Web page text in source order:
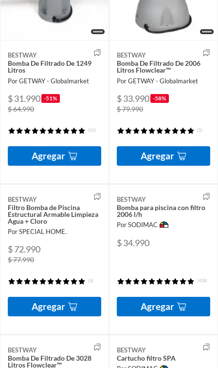
BESTWAY
Bomba De Filtrado De 1249
Litros
Por GETWAY - Globalmarket
$ 31.990 -51%
$ 64.990
(61)
Agregar
BESTWAY
Bomba De Filtrado De 2006
Litros Flowclear™
Por GETWAY - Globalmarket
$ 33.990 -58%
$ 79.990
(1)
Agregar
BESTWAY
Filtro Bomba de Piscina
Estructural Armable Limpieza
Agua + Cloro
Por SPECIAL HOME.
$ 72.990
$ 77.990
(6)
Agregar
BESTWAY
Bomba para piscina con filtro
2006 l/h
Por SODIMAC
$ 34.990
(458)
Agregar
BESTWAY
Bomba De Filtrado De 3028
Litros Flowclear™
BESTWAY
Cartucho filtro SPA